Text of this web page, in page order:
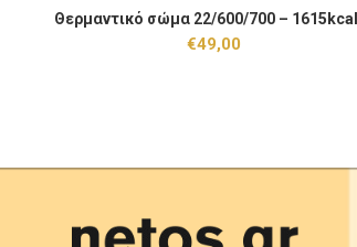
Θερμαντικό σώμα 22/600/700 - 1615kcal/h
ΠΡΟΣΘΉΚΗ ΣΤΟ ΚΑΛΆΘΙ
Θερμαντικό σώμα 22/600/700 –
€49,00